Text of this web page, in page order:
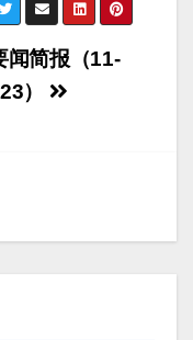
闻简报（11-
）